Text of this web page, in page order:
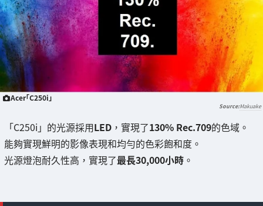
Acer「C250i」
Makuake
「C250i」的光源採用LED ，實現了130% Rec.709的色域。
能夠實現鮮明的影像表現和均勻的色彩飽和度。
光源燈泡耐久性高，實現了最長30,000小時 。